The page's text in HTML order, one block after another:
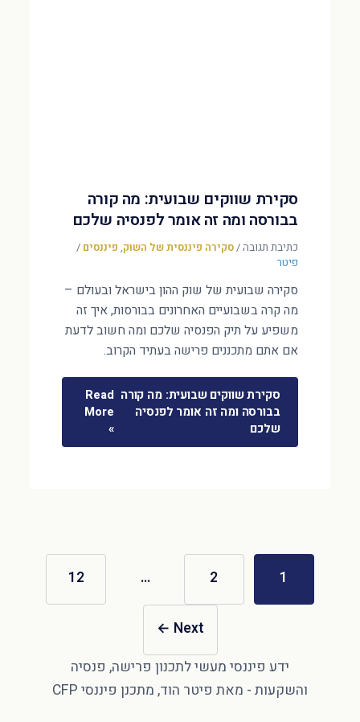
סקירת שווקים שבועית: מה קורה
בבורסה ומה זה אומר לפנסיה שלכם
כתיבת תגובה/סקירה פיננסית של השוק, פיננסים /
פיטר
סקירה שבועית של שוק ההון בישראל ובעולם –
מה קרה בשבועיים האחרונים בבורסות, איך זה
משפיע על תיק הפנסיה שלכם ומה חשוב לדעת
אם אתם מתכננים פרישה בעתיד הקרוב.
סקירת שווקים שבועית: מה קורה
בבורסה ומה זה אומר לפנסיה
שלכם
Read
More
»
1
2
…
12
Next
←